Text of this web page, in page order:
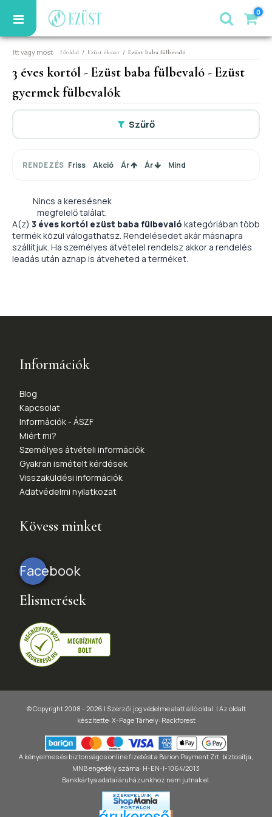
0
Itt vagy most: Főoldal / Ezüst ékszer / Ezüst baba fülbevaló
3 éves kortól - Ezüst baba fülbevaló - Ezüst
gyermek fülbevalók
Szűrő
RENDEZÉS Friss Akció Ár Ár Mind
Nincs a keresésnek
megfelelő találat.
A(z) 3 éves kortól ezüst baba fülbevaló kategóriában több
termék közül válogathatsz. Rendelésedet akár másnapra
szállítjuk. Ha személyes átvételel rendelsz akkor a rendelés
leadás után aznap is átveheted a terméket.
Információk
Blog
Kapcsolat
Információk - ÁSZF
Miért mi?
Személyes átvételi információk
Gyakran ismételt kérdések
Visszaküldési információk
Adatvédelmi nyilatkozat
Kövess minket
Facebook
Elismerések
© Copyright 2008 - 2026 | Szerzői jog védelme alatt álló oldal. | Az oldalt
készítette: X-PageTárhely: Rackforest
A kényelmes és biztonságos online fizetést a Barion Payment Zrt. biztosítja,
MNB engedély száma: H-EN-I-1064/2013
Bankkártya adatai áruházunkhoz nem jutnak el.